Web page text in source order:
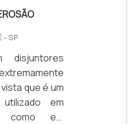
- SP
disjuntores
que é um
em
como em